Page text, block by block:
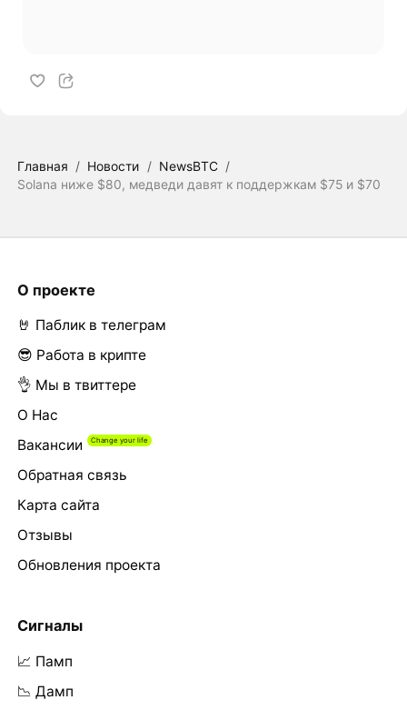
Главная / Новости / NewsBTC /
Solana ниже $80, медведи давят к поддержкам $75 и $70
О проекте
🤘 Паблик в телеграм
😎 Работа в крипте
👌 Мы в твиттере
О Нас
Вакансии
Обратная связь
Карта сайта
Отзывы
Обновления проекта
Сигналы
📈 Памп
📉 Дамп